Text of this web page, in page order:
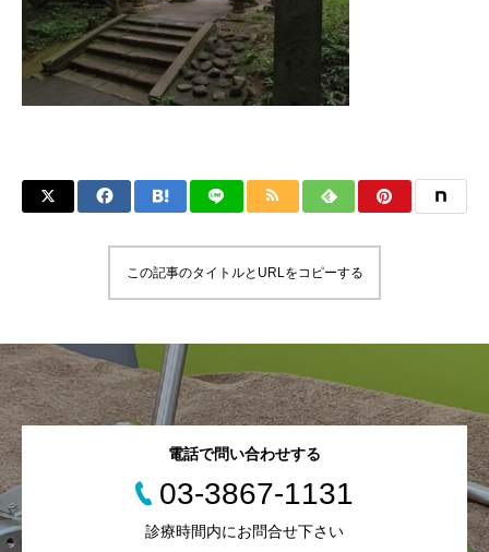
この記事のタイトルとURLをコピーする
電話で問い合わせする
03-3867-1131
診療時間内にお問合せ下さい